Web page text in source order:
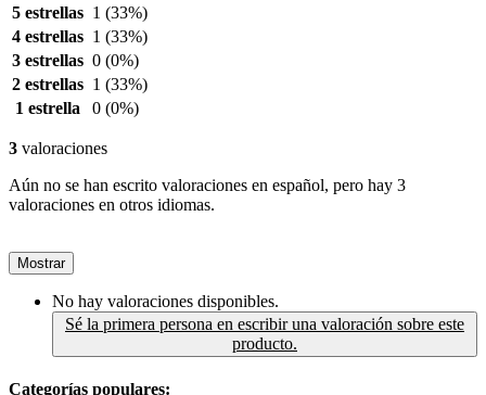
5 estrellas 1 (33%)
4 estrellas 1 (33%)
3 estrellas 0 (0%)
2 estrellas 1 (33%)
1 estrella
0 (0%)
3 valoraciones
Aún no se han escrito valoraciones en español, pero hay 3
valoraciones en otros idiomas.
Mostrar
No hay valoraciones disponibles.
Sé la primera persona en escribir una valoración sobre este
producto.
Categorías populares: